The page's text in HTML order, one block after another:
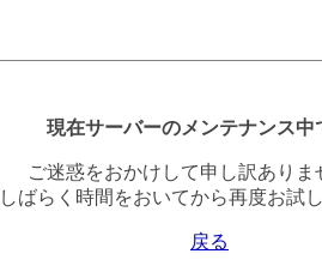
現在サーバーのメンテナンス中
ご迷惑をおかけして申し訳ありま
しばらく時間をおいてから再度お試
戻る